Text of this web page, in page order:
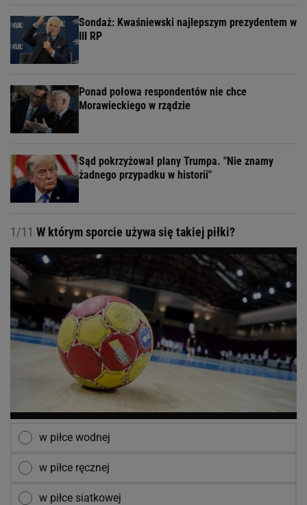
Sondaż: Kwaśniewski najlepszym prezydentem w
III RP
Ponad połowa respondentów nie chce
Morawieckiego w rządzie
Sąd pokrzyżował plany Trumpa. "Nie znamy
żadnego przypadku w historii"
1/11 W którym sporcie używa się takiej piłki?
w piłce wodnej
w piłce ręcznej
w piłce siatkowej